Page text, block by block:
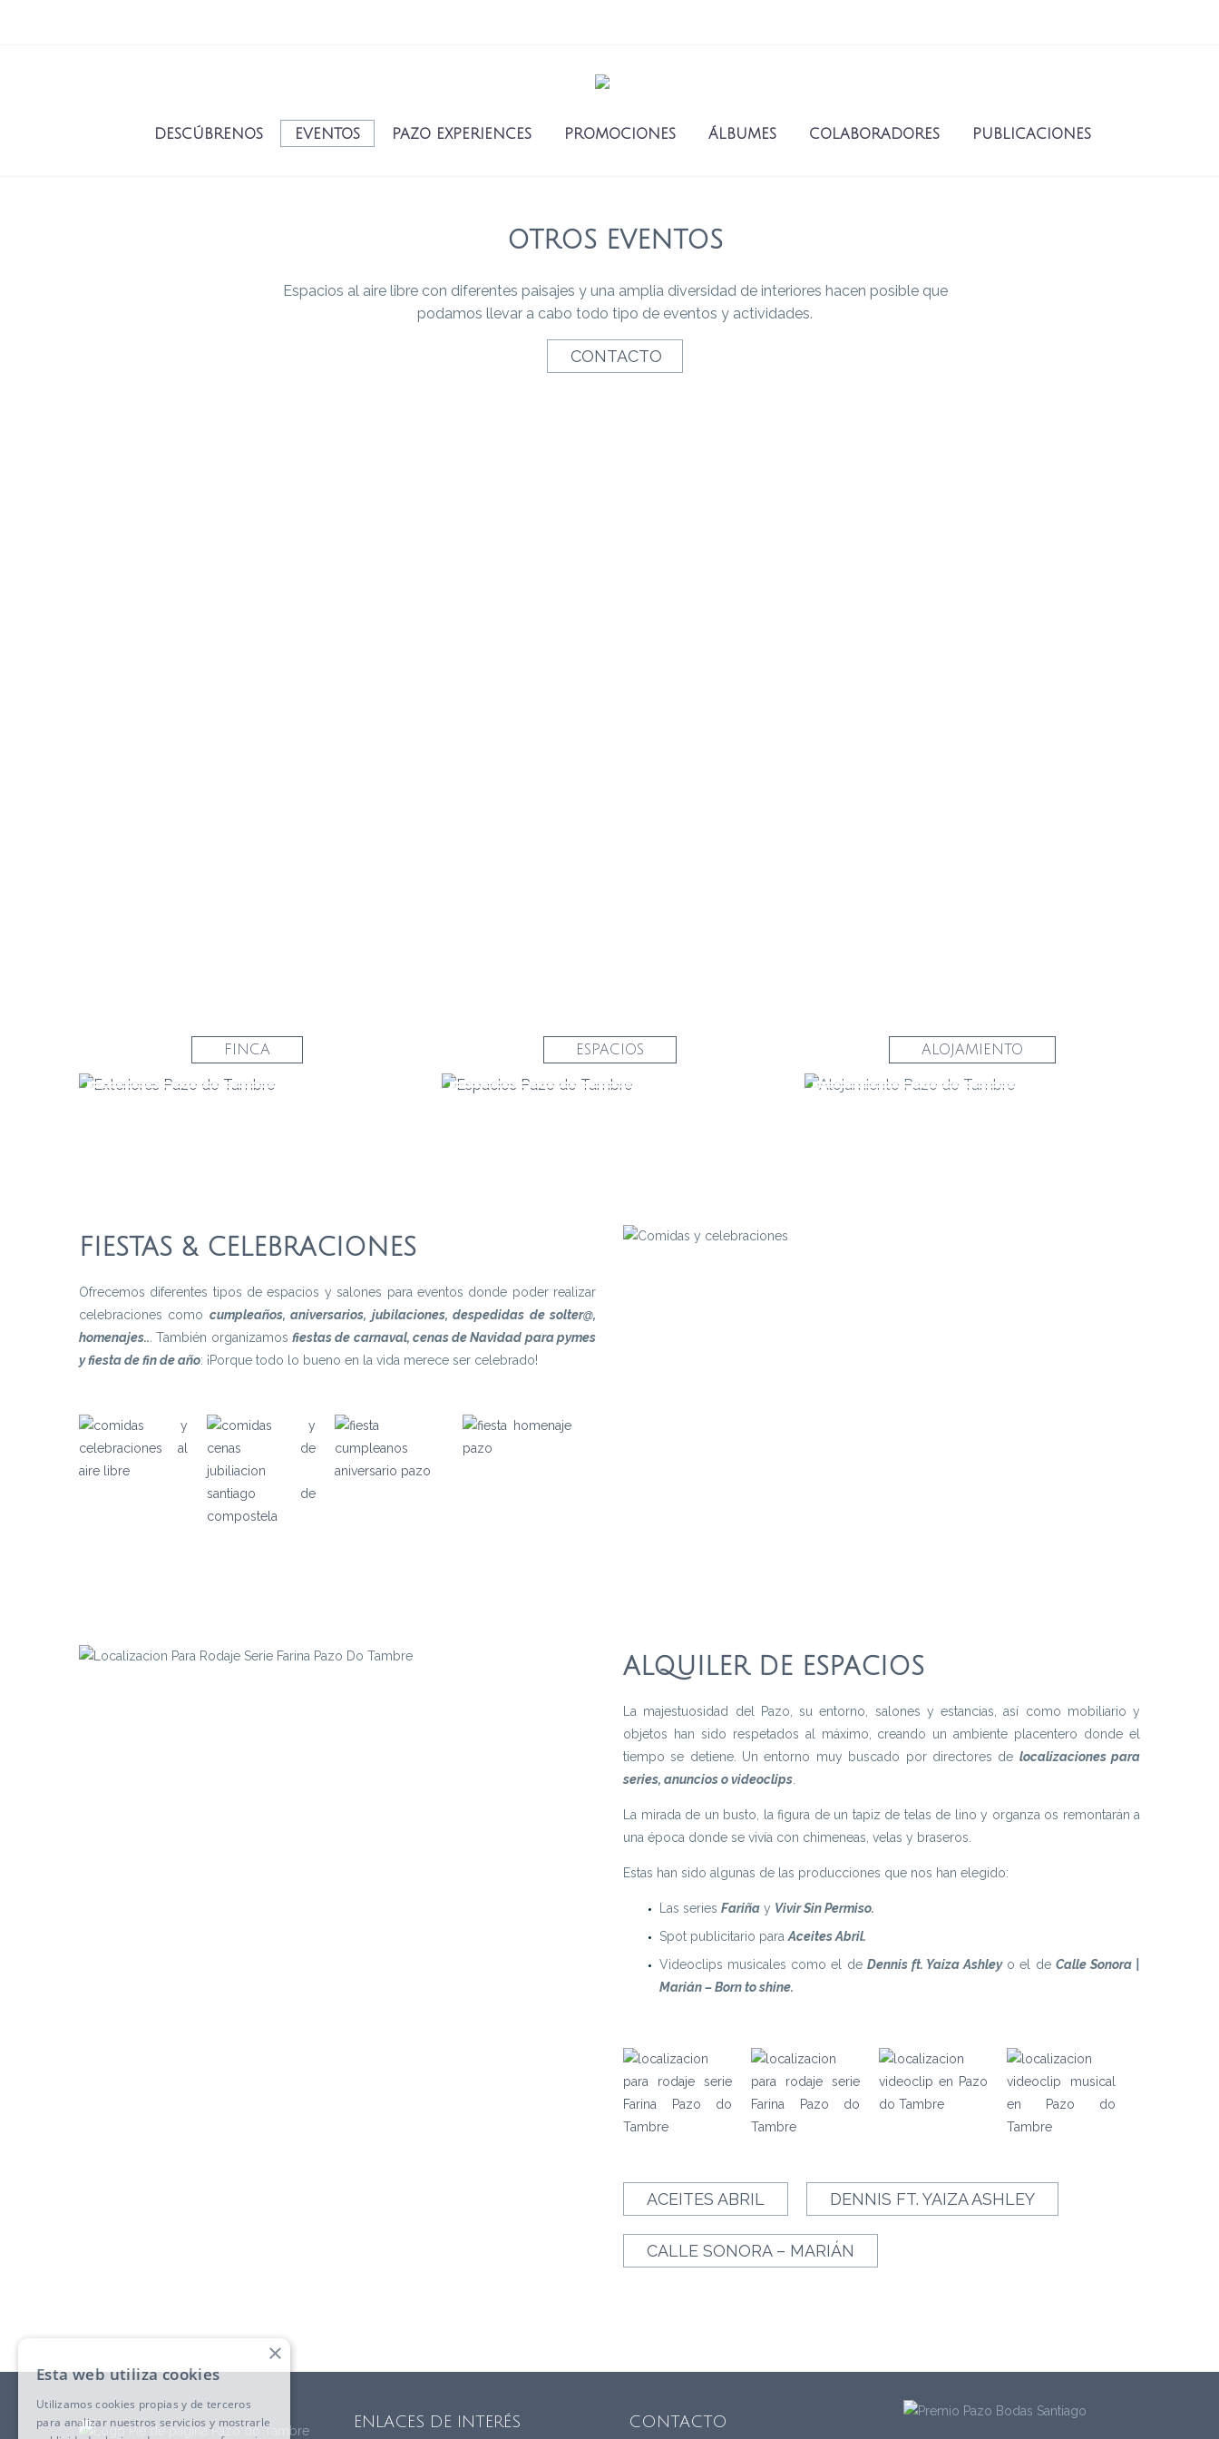
DESCÚBRENOS EVENTOS PAZO EXPERIENCES PROMOCIONES ÁLBUMES COLABORADORES PUBLICACIONES
OTROS EVENTOS
Espacios al aire libre con diferentes paisajes y una amplia diversidad de interiores hacen posible que
podamos llevar a cabo todo tipo de eventos y actividades.
CONTACTO
FINCA ESPACIOS ALOJAMIENTO
FIESTAS & CELEBRACIONES
Ofrecemos diferentes tipos de espacios y salones para eventos donde poder realizar
celebraciones como cumpleaños, aniversarios, jubilaciones, despedidas de solter@,
homenajes.. . También organizamos fiestas de carnaval, cenas de Navidad para pymes
y fiesta de fin de año: ¡Porque todo lo bueno en la vida merece ser celebrado!
ALQUILER DE ESPACIOS
La majestuosidad del Pazo, su entorno, salones y estancias, así como mobiliario y
objetos han sido respetados al máximo, creando un ambiente placentero donde el
tiempo se detiene. Un entorno muy buscado por directores de localizaciones para
series, anuncios o videoclips.
La mirada de un busto, la figura de un tapiz de telas de lino y organza os remontarán a
una época donde se vivía con chimeneas, velas y braseros.
Estas han sido algunas de las producciones que nos han elegido:
Las series Fariña y Vivir Sin Permiso.
Spot publicitario paraAceites Abril.
Videoclips musicales como el de Dennis ft. Yaiza Ashleyo el de Calle Sonora |
Marián – Born to shine.
ACEITES ABRIL DENNIS FT. YAIZA ASHLEY
CALLE SONORA – MARIÁN
ENLACES DE INTERÉS CONTACTO
×
Esta web utiliza cookies
Utilizamos cookies propias y de terceros
para analizar nuestros servicios y mostrarle